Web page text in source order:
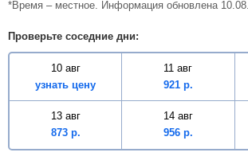
*Время – местное. Информация обновлена
Проверьте соседние дни:
10 авг
узнать цену
11 авг
921 р.
13 авг
873 р.
14 авг
956 р.